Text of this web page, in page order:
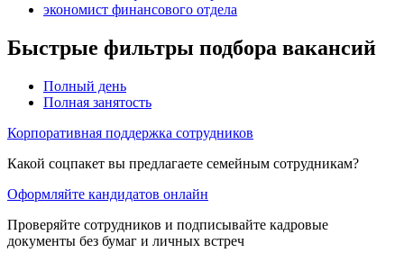
экономист финансового отдела
Быстрые фильтры подбора вакансий
Полный день
Полная занятость
Корпоративная поддержка сотрудников
Какой соцпакет вы предлагаете семейным сотрудникам?
Оформляйте кандидатов онлайн
Проверяйте сотрудников и подписывайте кадровые
документы без бумаг и личных встреч